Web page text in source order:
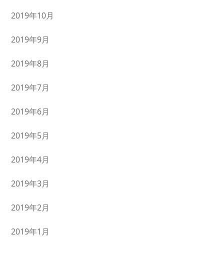
2019年10月
2019年9月
2019年8月
2019年7月
2019年6月
2019年5月
2019年4月
2019年3月
2019年2月
2019年1月